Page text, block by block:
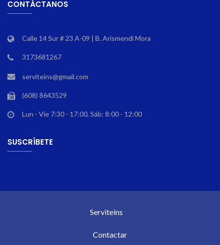
CONTÁCTANOS
Calle 14 Sur # 23 A-09 | B. Arismendi Mora
3173681267
serviteins@gmail.com
(608) 8643529
Lun - Vie 7:30 - 17:00, Sáb: 8:00 - 12:00
SUSCRÍBETE
Serviteins
Contactar